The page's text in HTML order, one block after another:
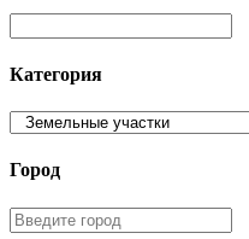
Категория
Город